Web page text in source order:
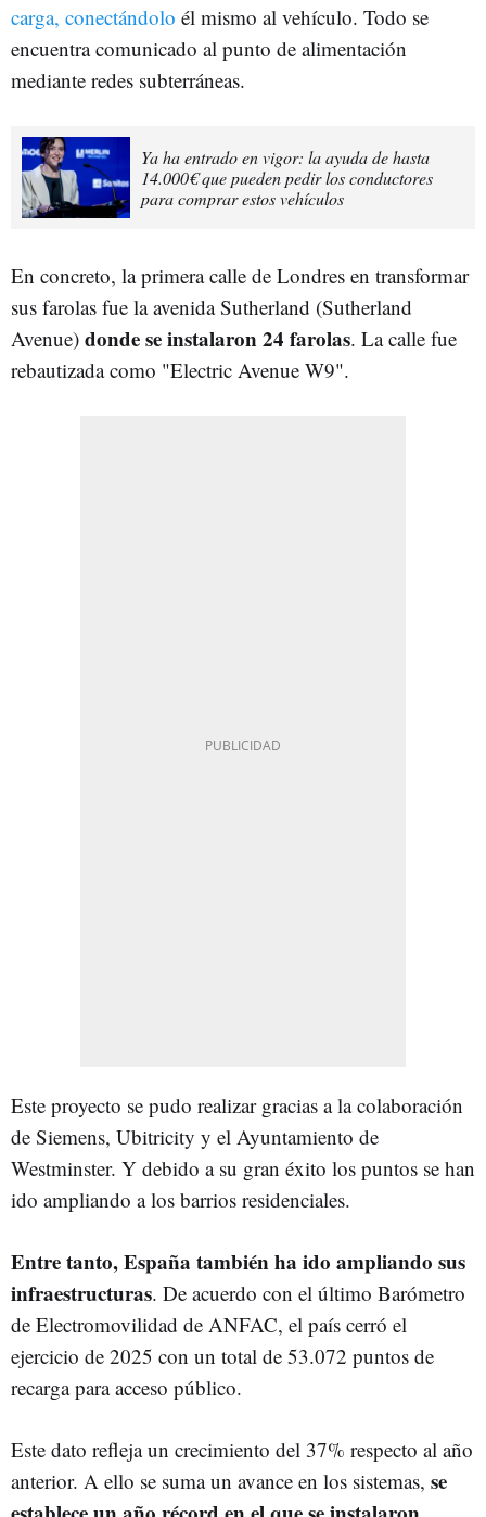
carga, conectándolo él mismo al vehículo. Todo se
encuentra comunicado al punto de alimentación
mediante redes subterráneas.
Ya ha entrado en vigor: la ayuda de hasta
14.000€ que pueden pedir los conductores
para comprar estos vehículos
En concreto, la primera calle de Londres en transformar
sus farolas fue la avenida Sutherland (Sutherland
Avenue) donde se instalaron 24 farolas. La calle fue
rebautizada como "Electric Avenue W9".
Este proyecto se pudo realizar gracias a la colaboración
de Siemens, Ubitricity y el Ayuntamiento de
Westminster. Y debido a su gran éxito los puntos se han
ido ampliando a los barrios residenciales.
Entre tanto, España también ha ido ampliando sus
infraestructuras. De acuerdo con el último Barómetro
de Electromovilidad de ANFAC, el país cerró el
ejercicio de 2025 con un total de 53.072 puntos de
recarga para acceso público.
Este dato refleja un crecimiento del 37% respecto al año
anterior. A ello se suma un avance en los sistemas, se